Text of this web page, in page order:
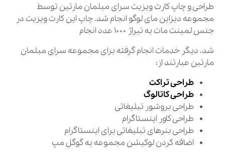
طراحی و چاپ کارت ویزیت سرای مبلمان مارتین توسط
مجموعه دیزاین مای لوگو انجام شد. چاپ این کارت ویزیت در
جنس لمینت مات به تیراژ ۱۰۰۰ عدد انجام
شد، دیگر خدمات انجام گرفته برای مجموعه سرای مبلمان
مارتین عبارتند از:
طراحی تراکت
طراحی کاتالوگ
طراحی بروشور تبلیغاتی
طراحی کاور اینستاگرام
طراحی بنرهای تبلیغاتی برای اینستاگرام
اضافه کردن لوکیشن مجموعه به گوگل مپ